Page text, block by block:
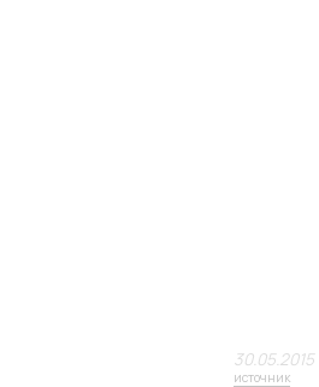
30.05.2015
источник